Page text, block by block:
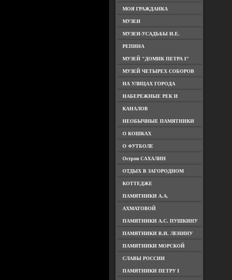
МОЯ ГРАЖДАНКА
МУЗЕИ
МУЗЕИ-УСАДЬБЫ И.Е.
РЕПИНА
МУЗЕЙ "ДОМИК ПЕТРА I"
МУЗЕЙ ЧЕТЫРЕХ СОБОРОВ
НА УЛИЦАХ ГОРОДА
НАБЕРЕЖНЫЕ РЕК И
КАНАЛОВ
НЕОБЫЧНЫЕ ПАМЯТНИКИ
О КОШКАХ
О ФУТБОЛЕ
Остров САХАЛИН
ОТДЫХ В ЗАГОРОДНОМ
КОТТЕДЖЕ
ПАМЯТНИКИ А.А.
АХМАТОВОЙ
ПАМЯТНИКИ А.С. ПУШКИНУ
ПАМЯТНИКИ В.И. ЛЕНИНУ
ПАМЯТНИКИ МОРСКОЙ
СЛАВЫ РОССИИ
ПАМЯТНИКИ ПЕТРУ I